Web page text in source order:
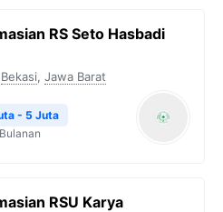
i
n
RS Seto Hasbadi
Bekasi, Jawa Barat
- 5 Juta
Bulanan
RSU Karya